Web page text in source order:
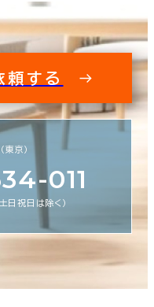
する
頼する
東京）
011
祝日は除く）